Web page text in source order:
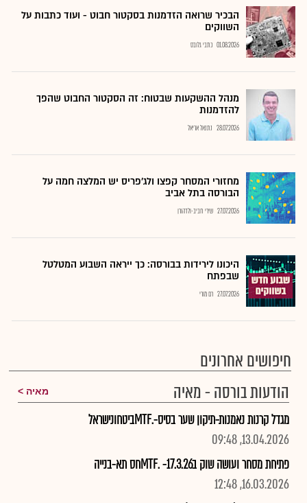
הבכיר שרואה הזדמנות בסקטור חבוט - ועוד כתבות על
השווקים
01.08.2026 כתבי גלובס
מנהל ההשקעות שבטוח: זה הסקטור החבוט שהפך
להזדמנות
28.07.2026 נתנאל אריאל
מחזורי המסחר קפצו ולג'פריס יש המלצה חמה על
הבורסה בתל אביב
27.07.2026 שירי חביב-ולדהורן
היכונו לירידות בבורסה: כך ייראה השבוע המטלטל
שבפתח
27.07.2026 רם מורי
חיפושים אחרונים
הודעות בורסה - מאיה
מאיה
מגדל קרנות נאמנות-תיקון שער בסיס-.MTFביטחונישראל
13.04.2026, 09:48
פתיחת מסחר ועושה שוק ב17.3.26- .MTFחס תא-בנייה
16.03.2026, 12:48